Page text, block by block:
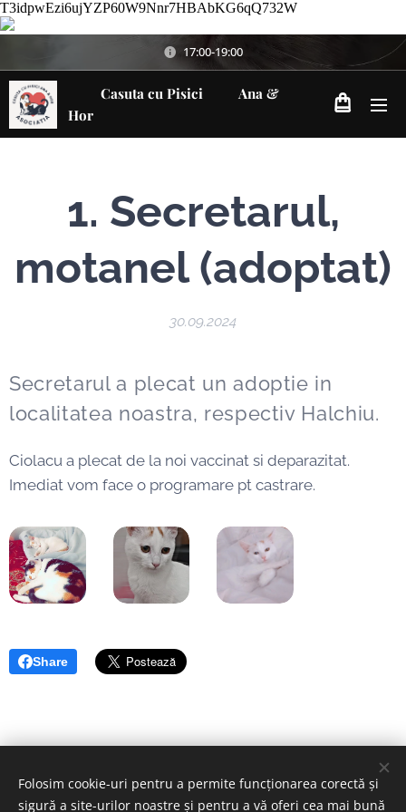
T3idpwEzi6ujYZP60W9Nnr7HBAbKG6qQ732W
17:00-19:00
Casuta cu Pisici Ana &
Hor
1. Secretarul,
motanel (adoptat)
30.09.2024
Secretarul a plecat un adoptie in
localitatea noastra, respectiv Halchiu.
Ciolacu a plecat de la noi vaccinat si deparazitat.
Imediat vom face o programare pt castrare.
Share
Folosim cookie-uri pentru a permite funcționarea corectă și
sigură a site-urilor noastre și pentru a vă oferi cea mai bună